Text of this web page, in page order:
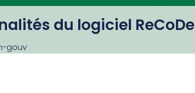
du logiciel ReCoDe
gouv